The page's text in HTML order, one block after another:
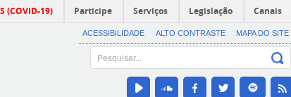
(COVID-19) Participe Serviços Legislação Canais
ACESSIBILIDADE ALTO CONTRASTE MAPA DO SITE